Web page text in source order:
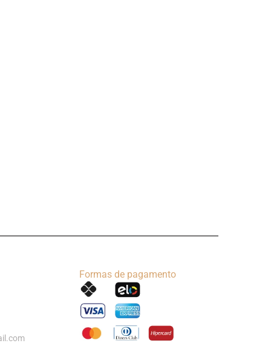
Formas de pagamento